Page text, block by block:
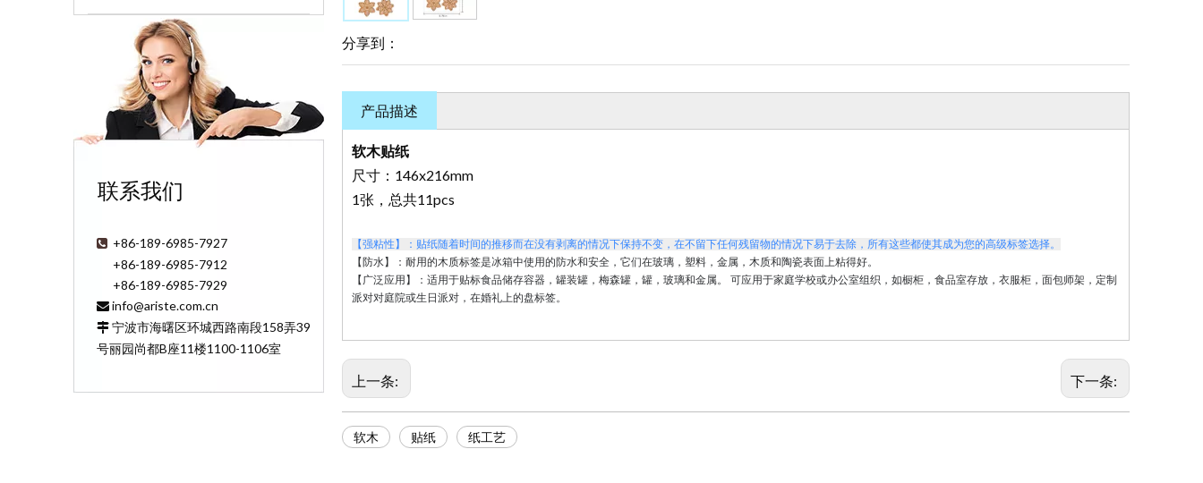
联系我们
 +86-189-6985-7927
+86-189-6985-7912
+86-189-6985-7929
 info@ariste.com.cn
 宁波市海曙区环城西路南段158弄39
号丽园尚都B座11楼1100-1106室
分享到：
产品描述
软木贴纸
尺寸：146x216mm
1张，总共11pcs
【强粘性】：贴纸随着时间的推移而在没有剥离的情况下保持不变，在不留下任何残留物的情况下易于去除，所有这些都使其成为您的高级标签选择。
【防水】：耐用的木质标签是冰箱中使用的防水和安全，它们在玻璃，塑料，金属，木质和陶瓷表面上粘得好。
【广泛应用】：适用于贴标食品储存容器，罐装罐，梅森罐，罐，玻璃和金属。
可应用于家庭学校或办公室组织，如橱柜，食品室存放，衣服柜，面包师架，定制
派对对庭院或生日派对，在婚礼上的盘标签。
上一条: 下一条:
软木 贴纸 纸工艺